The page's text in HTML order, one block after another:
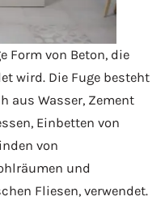
Form von Beton, die
wird. Die Fuge besteht
aus Wasser, Zement
Einbetten von
von
und
Fliesen, verwendet.